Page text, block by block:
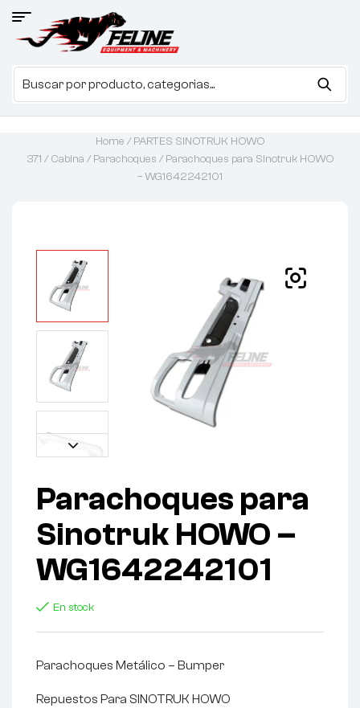
Home /PARTES SINOTRUK HOWO
371 /Cabina /Parachoques / Parachoques para Sinotruk HOWO
– WG1642242101
Parachoques para
Sinotruk HOWO –
WG1642242101
En stock
Parachoques Metálico – Bumper
Repuestos Para SINOTRUK HOWO